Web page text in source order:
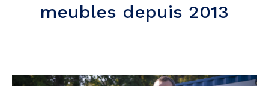
meubles depuis 2013